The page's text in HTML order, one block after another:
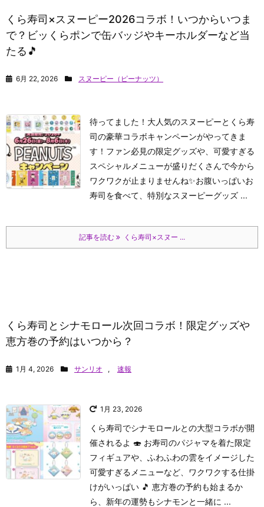
くら寿司×スヌーピー2026コラボ！いつからいつま
で？ビッくらポンで缶バッジやキーホルダーなど当
たる🎵
6月 22, 2026 スヌーピー（ピーナッツ）
待ってました！大人気のスヌーピーとくら寿
司の豪華コラボキャンペーンがやってきま
す！ファン必見の限定グッズや、可愛すぎる
スペシャルメニューが盛りだくさんで今から
ワクワクが止まりませんね✨お腹いっぱいお
寿司を食べて、特別なスヌーピーグッズ ...
記事を読む くら寿司×スヌー ...
くら寿司とシナモロール次回コラボ！限定グッズや
恵方巻の予約はいつから？
1月 4, 2026 サンリオ , 速報
1月 23, 2026
くら寿司でシナモロールとの大型コラボが開
催されるよ 🍣 お寿司のパジャマを着た限定
フィギュアや、ふわふわの雲をイメージした
可愛すぎるメニューなど、ワクワクする仕掛
けがいっぱい 🎵 恵方巻の予約も始まるか
ら、新年の運勢もシナモンと一緒に ...